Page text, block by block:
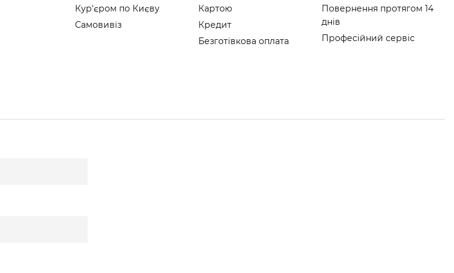
Кур'єром по Києву
Самовивіз
Картою
Кредит
Безготівкова оплата
Повернення протягом 14
днів
Професійний сервіс